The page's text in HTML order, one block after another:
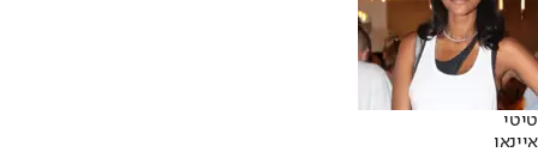
טיטי
איינאו